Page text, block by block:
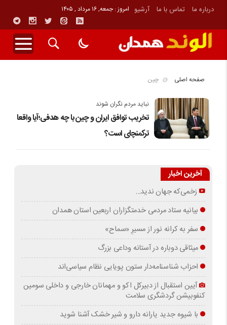
درباره ما تماس با ما آرشیو امروز : جمعه, ۱۶ مرداد , ۱۴۰۵
صفحه اصلی چین
نباید مردم نگران شوند
تخریب توافق ایران و چین با چه هدفی؛آیا واقعا
ترکمنچای است؟
آخرین اخبار
زخمی‌که جهان ندید…
بیانیه ستاد مردمی خدمتگزاران اربعین استان همدان
سفر به کرانه‌ نور از مسیرِ «سماح»
میثاقی دوباره در آستانه‌ وداعی بزرگ
احزاب شناسنامه‌دار ستون پویایی نظام سیاسی‌اند
آیین استقبال از دبیرکل اکو و مهمانان خارجی و داخلی سومین
کنفوبیشن گردشگری سلامت
با شیوه جدید یارانه دارو و شیر خشک آشنا شوید